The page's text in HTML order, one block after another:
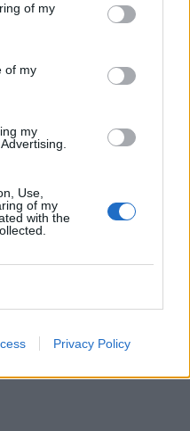
of my
of my
my
Use,
of my
with the
Privacy Policy